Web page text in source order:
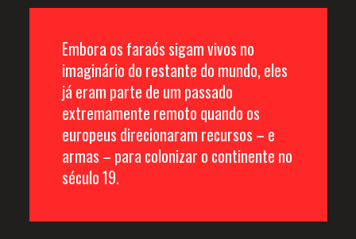
Embora os faraós sigam vivos no
imaginário do restante do mundo, eles
já eram parte de um passado
extremamente remoto quando os
europeus direcionaram recursos – e
armas – para colonizar o continente no
século 19.